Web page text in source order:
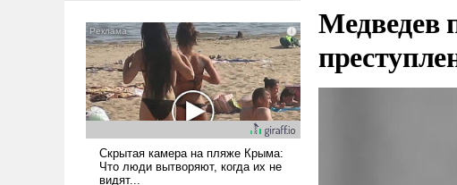
и ее реализация радикально
поднимет наши боевые
возможности.
Медведев